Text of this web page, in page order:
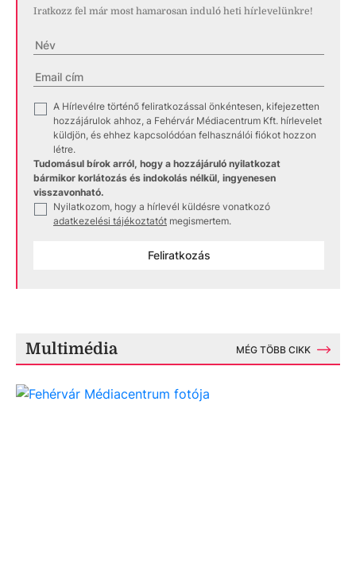
Iratkozz fel már most hamarosan induló heti hírlevelünkre!
A Hírlevélre történő feliratkozással önkéntesen, kifejezetten
hozzájárulok ahhoz, a Fehérvár Médiacentrum Kft. hírlevelet
küldjön, és ehhez kapcsolódóan felhasználói fiókot hozzon
létre.
Tudomásul bírok arról, hogy a hozzájáruló nyilatkozat
bármikor korlátozás és indokolás nélkül, ingyenesen
visszavonható.
Nyilatkozom, hogy a hírlevél küldésre vonatkozó
adatkezelési tájékoztatót megismertem.
Feliratkozás
Multimédia MÉG TÖBB CIKK